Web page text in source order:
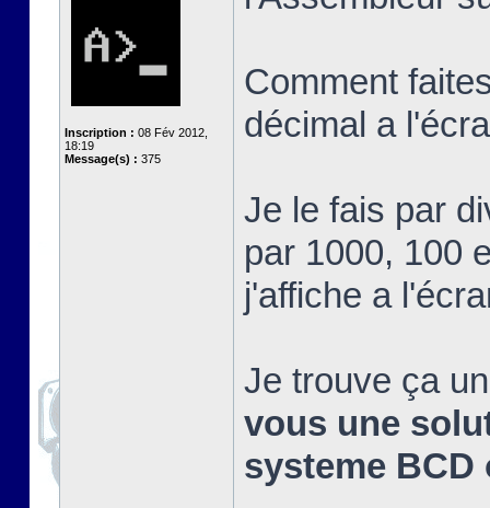
Inscription : 08 Fév 2012,
18:19
Message(s) : 375
Comment
décimal a
Je le fais par
par 1000, 100
j'affiche a
Je trouve ça
vous une
systeme BCD